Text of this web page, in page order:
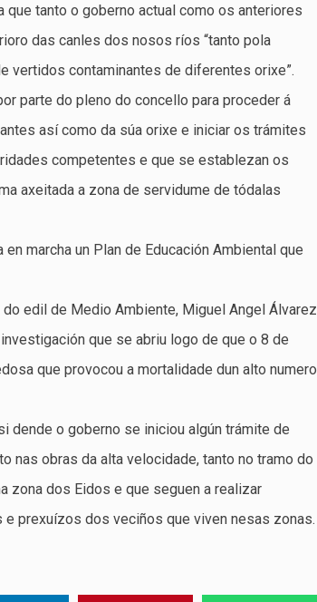
tanto o goberno actual como os anteriores
das canles dos nosos ríos “tanto pola
vertidos contaminantes de diferentes orixe”.
parte do pleno do concello para proceder á
así como da súa orixe e iniciar os trámites
competentes e que se establezan os
axeitada a zona de servidume de tódalas
marcha un Plan de Educación Ambiental que
do edil de Medio Ambiente, Miguel Angel Álvarez
que se abriu logo de que o 8 de
que provocou a mortalidade dun alto numero
dende o goberno se iniciou algún trámite de
nas obras da alta velocidade, tanto no tramo do
zona dos Eidos e que seguen a realizar
prexuízos dos veciños que viven nesas zonas.